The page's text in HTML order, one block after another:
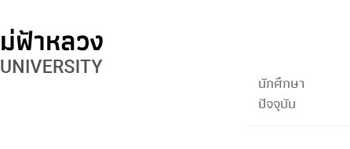
นักศึกษา
ปัจจุบัน